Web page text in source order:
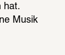
hat.
Musik